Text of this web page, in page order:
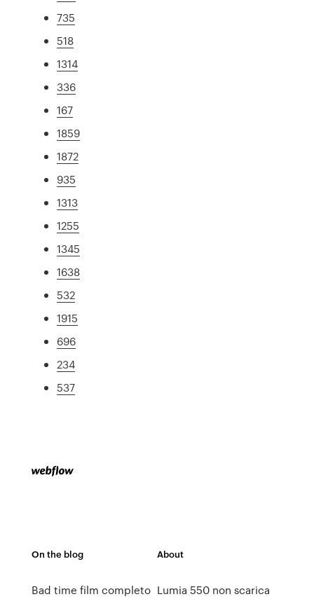
735
518
1314
336
167
1859
1872
935
1313
1255
1345
1638
532
1915
696
234
537
On the blog
Bad time film completo
About
Lumia 550 non scarica